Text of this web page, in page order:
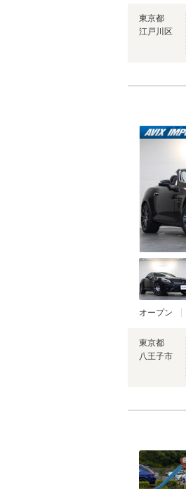
東京都
江戸川区
オープン
東京都
八王子市